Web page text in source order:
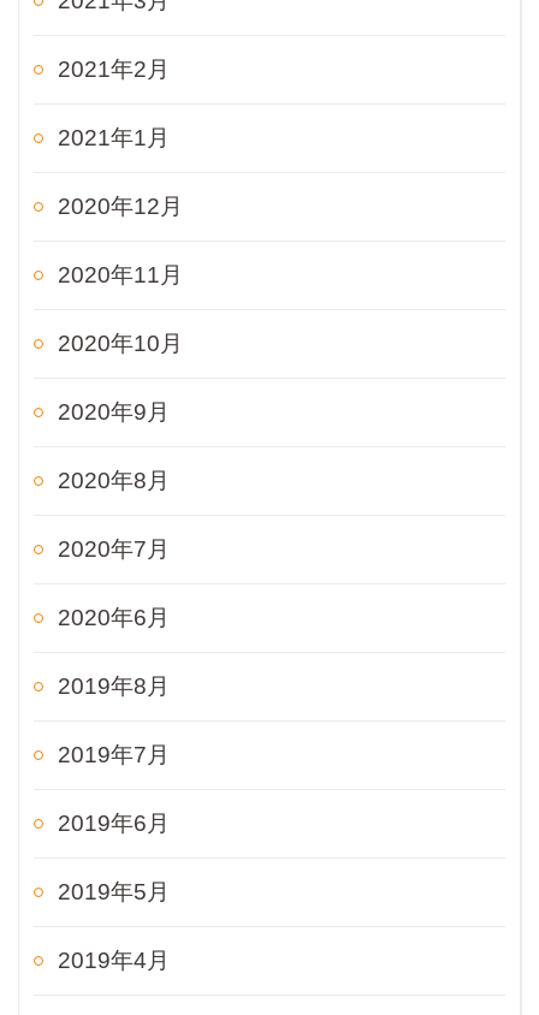
2021年2月
2021年1月
2020年12月
2020年11月
2020年10月
2020年9月
2020年8月
2020年7月
2020年6月
2019年8月
2019年7月
2019年6月
2019年5月
2019年4月